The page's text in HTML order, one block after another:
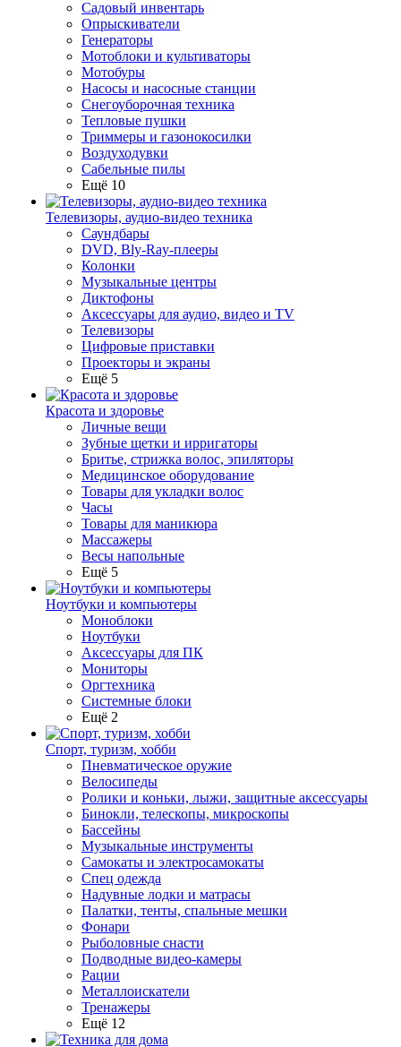
Садовый инвентарь
Опрыскиватели
Генераторы
Мотоблоки и культиваторы
Мотобуры
Насосы и насосные станции
Снегоуборочная техника
Тепловые пушки
Триммеры и газонокосилки
Воздуходувки
Сабельные пилы
Ещё 10
Телевизоры, аудио-видео техника
Саундбары
DVD, Bly-Ray-плееры
Колонки
Музыкальные центры
Диктофоны
Аксессуары для аудио, видео и TV
Телевизоры
Цифровые приставки
Проекторы и экраны
Ещё 5
Красота и здоровье
Личные вещи
Зубные щетки и ирригаторы
Бритье, стрижка волос, эпиляторы
Медицинское оборудование
Товары для укладки волос
Часы
Товары для маникюра
Массажеры
Весы напольные
Ещё 5
Ноутбуки и компьютеры
Моноблоки
Ноутбуки
Аксессуары для ПК
Мониторы
Оргтехника
Системные блоки
Ещё 2
Спорт, туризм, хобби
Пневматическое оружие
Велосипеды
Ролики и коньки, лыжи, защитные аксессуары
Бинокли, телескопы, микроскопы
Бассейны
Музыкальные инструменты
Самокаты и электросамокаты
Спец одежда
Надувные лодки и матрасы
Палатки, тенты, спальные мешки
Фонари
Рыболовные снасти
Подводные видео-камеры
Рации
Металлоискатели
Тренажеры
Ещё 12